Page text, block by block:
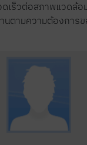
ร็วต่อสภาพแวดล้
ตามความต้องการ